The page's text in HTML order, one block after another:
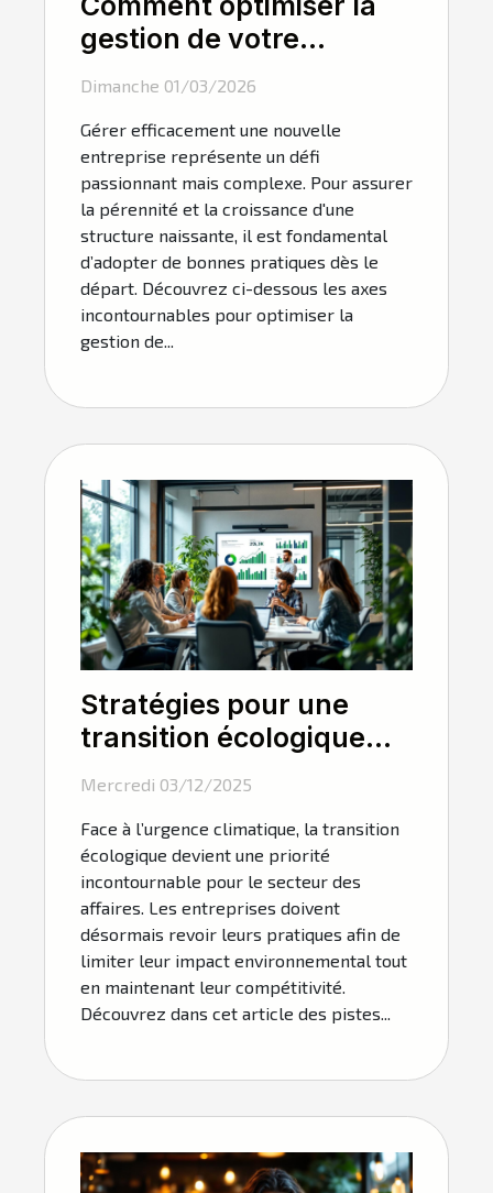
gestion de votre
nouvelle entreprise ?
Dimanche 01/03/2026
Gérer efficacement une nouvelle
entreprise représente un défi
passionnant mais complexe. Pour assurer
la pérennité et la croissance d'une
structure naissante, il est fondamental
d’adopter de bonnes pratiques dès le
départ. Découvrez ci-dessous les axes
incontournables pour optimiser la
gestion de...
Stratégies pour une
transition écologique
affaires
Mercredi 03/12/2025
Face à l’urgence climatique, la transition
écologique devient une priorité
incontournable pour le secteur des
affaires. Les entreprises doivent
désormais revoir leurs pratiques afin de
limiter leur impact environnemental tout
en maintenant leur compétitivité.
Découvrez dans cet article des pistes...